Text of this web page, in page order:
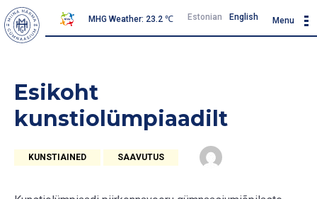
MHG Weather: 23.2 ℃ Estonian English Menu
Esikoht
kunstiolümpiaadilt
KUNSTIAINED SAAVUTUS